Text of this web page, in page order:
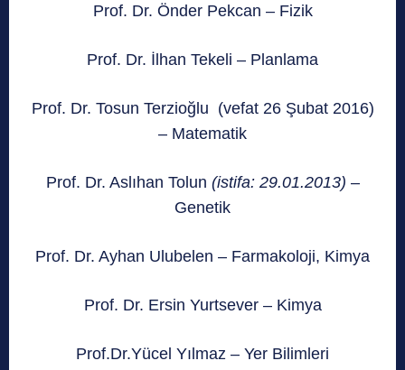
Prof. Dr. Önder Pekcan – Fizik
Prof. Dr. İlhan Tekeli – Planlama
Prof. Dr. Tosun Terzioğlu (vefat 26 Şubat 2016)
– Matematik
Prof. Dr. Aslıhan Tolun (istifa: 29.01.2013) –
Genetik
Prof. Dr. Ayhan Ulubelen – Farmakoloji, Kimya
Prof. Dr. Ersin Yurtsever – Kimya
Prof.Dr.Yücel Yılmaz – Yer Bilimleri